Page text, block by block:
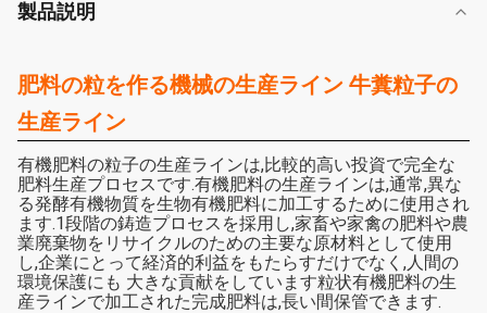
製品説明
肥料の粒を作る機械の生産ライン 牛糞粒子の
生産ライン
有機肥料の粒子の生産ラインは,比較的高い投資で完全な
肥料生産プロセスです.有機肥料の生産ラインは,通常,異な
る発酵有機物質を生物有機肥料に加工するために使用され
ます.1段階の鋳造プロセスを採用し,家畜や家禽の肥料や農
業廃棄物をリサイクルのための主要な原材料として使用
し,企業にとって経済的利益をもたらすだけでなく,人間の
環境保護にも 大きな貢献をしています粒状有機肥料の生
産ラインで加工された完成肥料は,長い間保管できます.